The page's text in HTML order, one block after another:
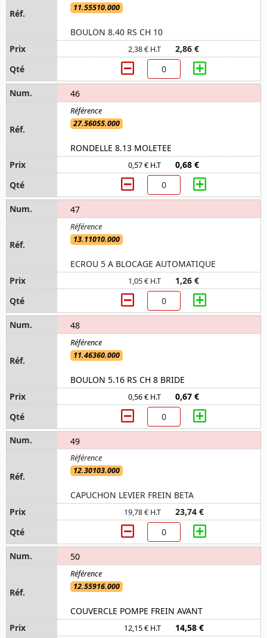
11.55510.000
BOULON 8.40 RS CH 10
2,38 € H.T 2,86 €
46
27.56055.000
RONDELLE 8.13 MOLETEE
0,57 € H.T 0,68 €
47
13.11010.000
ECROU 5 A BLOCAGE AUTOMATIQUE
1,05 € H.T 1,26 €
48
11.46360.000
BOULON 5.16 RS CH 8 BRIDE
0,56 € H.T 0,67 €
49
12.30103.000
CAPUCHON LEVIER FREIN BETA
19,78 € H.T 23,74 €
50
12.55916.000
COUVERCLE POMPE FREIN AVANT
12,15 € H.T 14,58 €